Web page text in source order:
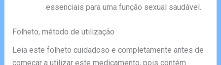
essenciais para uma função sexual saudável.
Folheto, método de utilização
Leia este folheto cuidadoso e completamente antes de
começar a utilizar este medicamento, pois contém